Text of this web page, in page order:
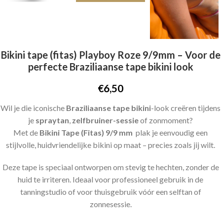
Bikini tape (fitas) Playboy Roze 9/9mm – Voor de
perfecte Braziliaanse tape bikini look
€6,50
Wil je die iconische Braziliaanse tape bikini-look creëren tijdens
je spraytan, zelfbruiner-sessieof zonmoment?
Met de Bikini Tape (Fitas) 9/9 mm plak je eenvoudig een
stijlvolle, huidvriendelijke bikini op maat – precies zoals jij wilt.
Deze tape is speciaal ontworpen om stevig te hechten, zonder de
huid te irriteren. Ideaal voor professioneel gebruik in de
tanningstudio of voor thuisgebruik vóór een selftan of
zonnesessie.